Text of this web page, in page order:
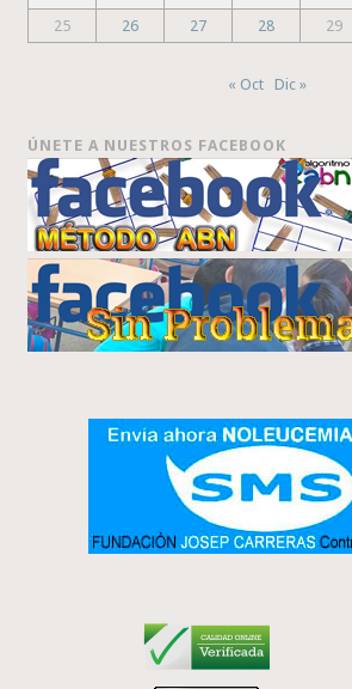
25
26 27 28 29
« Oct Dic »
ÚNETE A NUESTROS FACEBOOK